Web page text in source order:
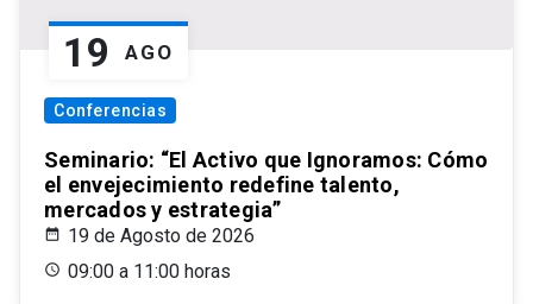
19 AGO
Conferencias
Seminario: “El Activo que Ignoramos: Cómo
el envejecimiento redefine talento,
mercados y estrategia”
19 de Agosto de 2026
09:00 a 11:00 horas